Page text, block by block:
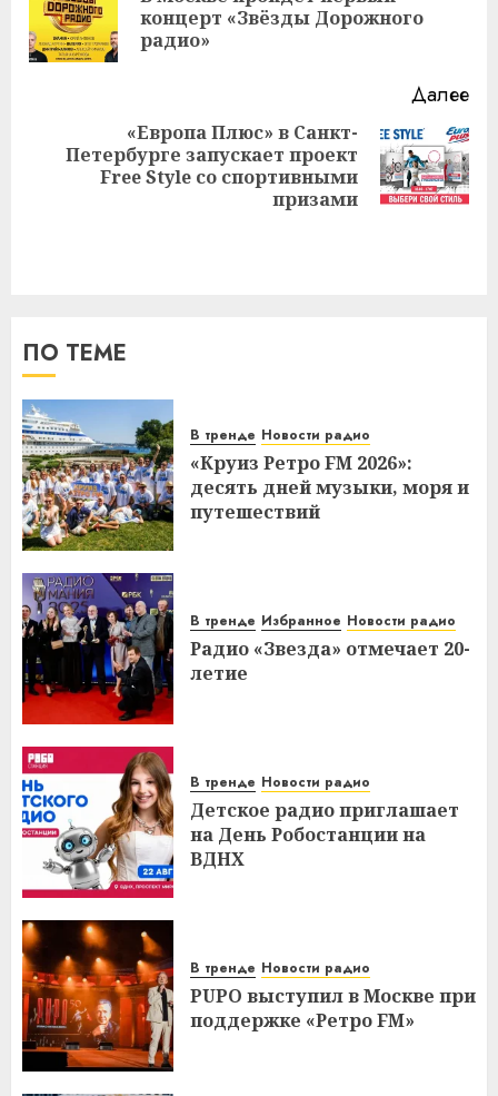
концерт «Звёзды Дорожного
радио»
Далее
Следующая
запись:
«Европа Плюс» в Санкт-
Петербурге запускает проект
Free Style со спортивными
призами
ПО ТЕМЕ
В тренде Новости радио
«Круиз Ретро FM 2026»:
десять дней музыки, моря и
путешествий
В тренде Избранное Новости радио
Радио «Звезда» отмечает 20-
летие
В тренде Новости радио
Детское радио приглашает
на День Робостанции на
ВДНХ
В тренде Новости радио
PUPO выступил в Москве при
поддержке «Ретро FM»